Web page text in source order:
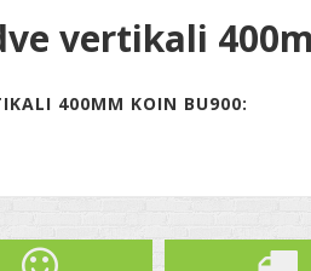
vertikali
400MM KOIN BU900: